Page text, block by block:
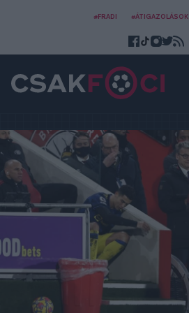
#FRADI #ÁTIGAZOLÁSOK